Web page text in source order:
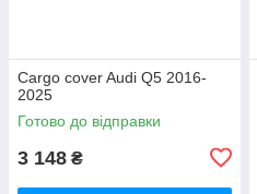
Cargo cover Audi Q5 2016-
2025
Готово до відправки
3 148 ₴